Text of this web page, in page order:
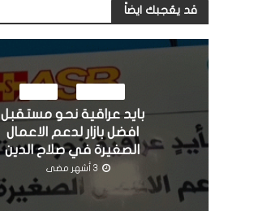
قد يعُجبك ايضاً
بايد عراقية نحو مستقبل
افضل بازار لدعم الاعمال
الصغيرة في صلاح الدين
3 أشهر مضى